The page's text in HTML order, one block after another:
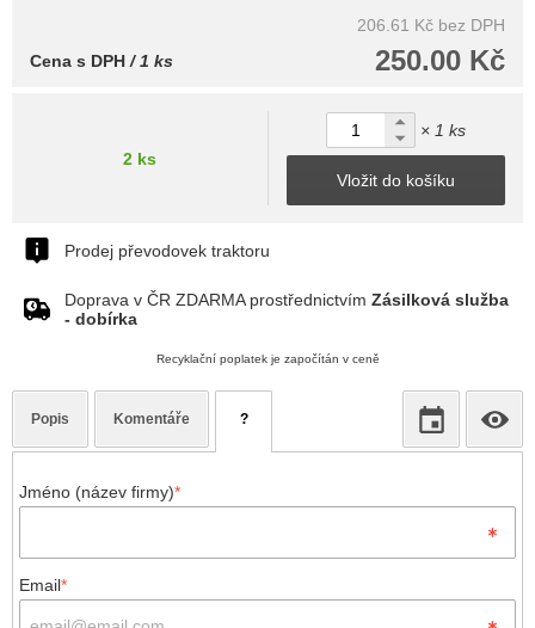
206.61 Kč bez DPH
250.00 Kč
Cena s DPH / 1 ks
2 ks
× 1 ks
Vložit do košíku
Prodej převodovek traktoru
Doprava v ČR ZDARMA prostřednictvím Zásilková služba
- dobírka
Recyklační poplatek je započítán v ceně
Popis Komentáře ?
Jméno (název firmy)*
Email*